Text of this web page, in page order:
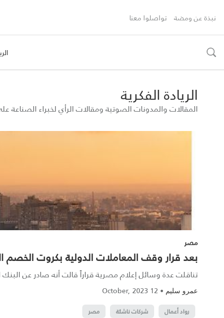
نبذة عن ومضة تواصلوا معنا
toggle
الريادة الفكرية
المقالات والمدونات الصوتية ومقالات الرأي لخبراء
مصر
بعد قرار وقف المعاملات الدولية بكروت
تناقلت عدة وسائل إعلام مصرية قراراً قالت أنه صادر عن
عمرو سليم •
12 October, 2023
رواد أعمال شركات ناشئة مصر